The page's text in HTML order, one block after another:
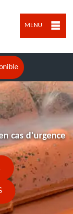
MENU
cas d'urgence